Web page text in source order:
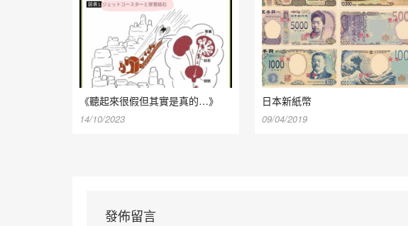
《聽起來很假但其實是真的…》
14/10/2023
日本新紙幣
09/04/2019
發佈留言